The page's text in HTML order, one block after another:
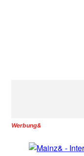
Werbung&